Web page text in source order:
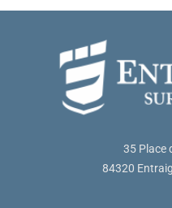
35 Place
84320